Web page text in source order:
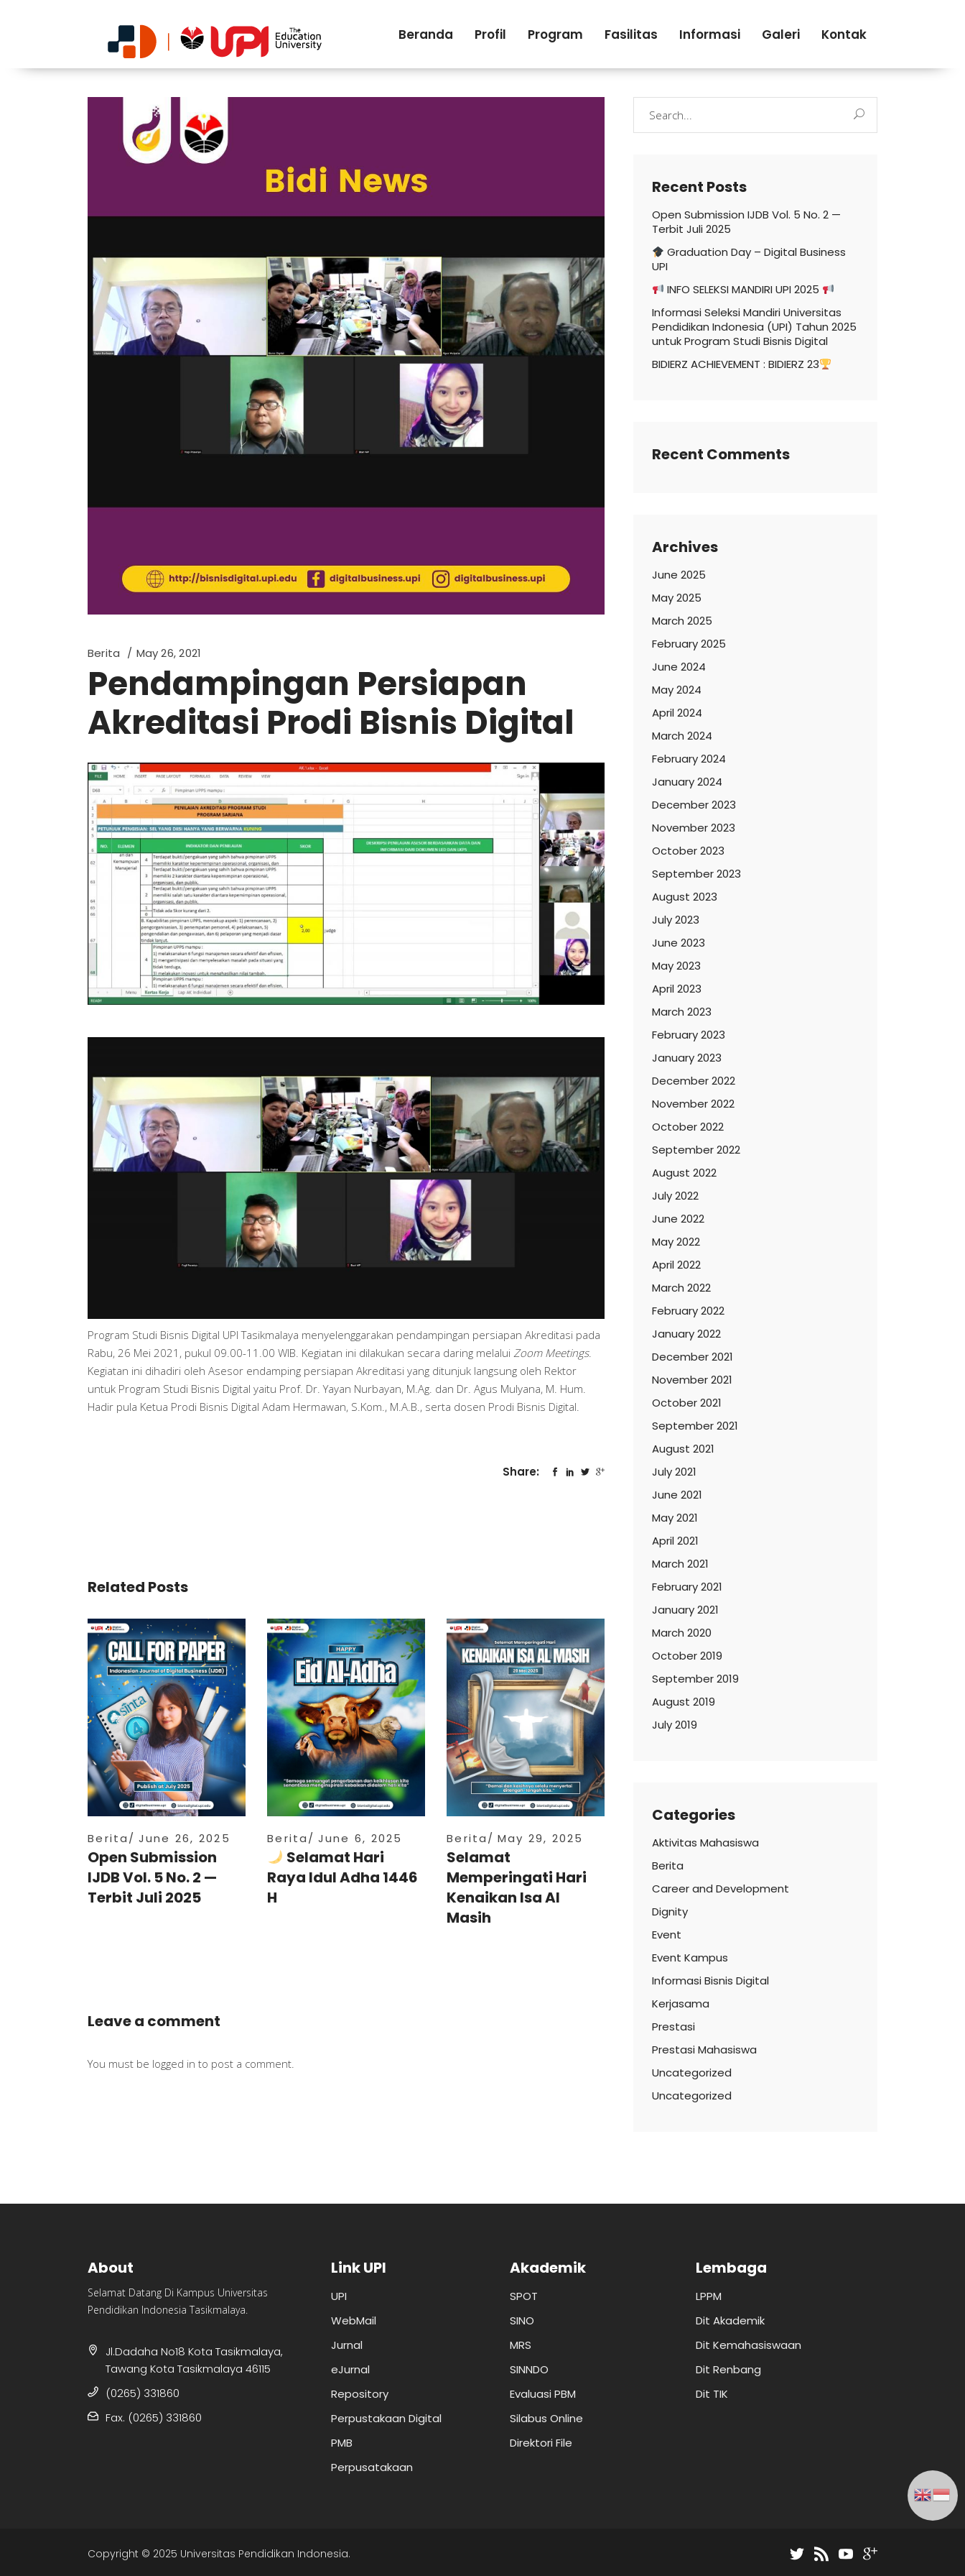
Beranda Profil Program Fasilitas Informasi Galeri Kontak
Berita May 26, 2021
Pendampingan Persiapan
Akreditasi Prodi Bisnis Digital
Program Studi Bisnis Digital UPI Tasikmalaya menyelenggarakan pendampingan persiapan Akreditasi pada
Rabu, 26 Mei 2021, pukul 09.00-11.00 WIB. Kegiatan ini dilakukan secara daring melalui Zoom Meetings.
Kegiatan ini dihadiri oleh Asesor endamping persiapan Akreditasi yang ditunjuk langsung oleh Rektor
untuk Program Studi Bisnis Digital yaitu Prof. Dr. Yayan Nurbayan, M.Ag. dan Dr. Agus Mulyana, M. Hum.
Hadir pula Ketua Prodi Bisnis Digital Adam Hermawan, S.Kom., M.A.B., serta dosen Prodi Bisnis Digital.
Share:
Related Posts
Berita June 26, 2025
Open Submission
IJDB Vol. 5 No. 2 —
Terbit Juli 2025
Berita June 6, 2025
Selamat Hari
Raya Idul Adha 1446
H
Berita May 29, 2025
Selamat
Memperingati Hari
Kenaikan Isa Al
Masih
Leave a comment
You must be logged in to post a comment.
Recent Posts
Open Submission IJDB Vol. 5 No. 2 —
Terbit Juli 2025
Graduation Day – Digital Business
UPI
INFO SELEKSI MANDIRI UPI 2025
Informasi Seleksi Mandiri Universitas
Pendidikan Indonesia (UPI) Tahun 2025
untuk Program Studi Bisnis Digital
BIDIERZ ACHIEVEMENT : BIDIERZ 23
Recent Comments
Archives
June 2025
May 2025
March 2025
February 2025
June 2024
May 2024
April 2024
March 2024
February 2024
January 2024
December 2023
November 2023
October 2023
September 2023
August 2023
July 2023
June 2023
May 2023
April 2023
March 2023
February 2023
January 2023
December 2022
November 2022
October 2022
September 2022
August 2022
July 2022
June 2022
May 2022
April 2022
March 2022
February 2022
January 2022
December 2021
November 2021
October 2021
September 2021
August 2021
July 2021
June 2021
May 2021
April 2021
March 2021
February 2021
January 2021
March 2020
October 2019
September 2019
August 2019
July 2019
Categories
Aktivitas Mahasiswa
Berita
Career and Development
Dignity
Event
Event Kampus
Informasi Bisnis Digital
Kerjasama
Prestasi
Prestasi Mahasiswa
Uncategorized
Uncategorized
About
Selamat Datang Di Kampus Universitas
Pendidikan Indonesia Tasikmalaya.
Jl.Dadaha No18 Kota Tasikmalaya,
Tawang Kota Tasikmalaya 46115
(0265) 331860
Fax. (0265) 331860
Link UPI
UPI
WebMail
Jurnal
eJurnal
Repository
Perpustakaan Digital
PMB
Perpusatakaan
Akademik
SPOT
SINO
MRS
SINNDO
Evaluasi PBM
Silabus Online
Direktori File
Lembaga
LPPM
Dit Akademik
Dit Kemahasiswaan
Dit Renbang
Dit TIK
Copyright © 2025 Universitas Pendidikan Indonesia.